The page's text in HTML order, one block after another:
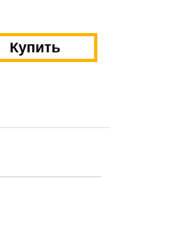
Купить
Закрыть